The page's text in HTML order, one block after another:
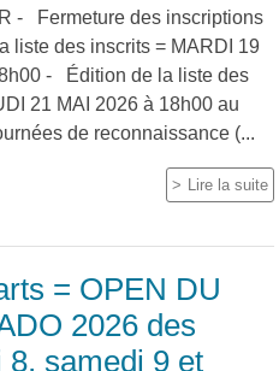
- Fermeture des inscriptions
liste des inscrits = MARDI 19
- Édition de la liste des
21 MAI 2026 à 18h00 au
de reconnaissance (...
Lire la suite
= OPEN DU
2026 des
8, samedi 9 et